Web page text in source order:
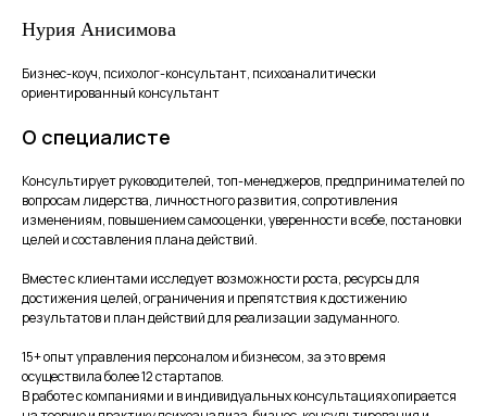
Нурия Анисимова
Бизнес-коуч, психолог-консультант, психоаналитически
ориентированный консультант
О специалисте
Консультирует руководителей, топ-менеджеров, предпринимателей по
вопросам лидерства, личностного развития, сопротивления
изменениям, повышением самооценки, уверенности в себе, постановки
целей и составления плана действий.
Вместе с клиентами исследует возможности роста, ресурсы для
достижения целей, ограничения и препятствия к достижению
результатов и план действий для реализации задуманного.
15+ опыт управления персоналом и бизнесом, за это время
осуществила более 12 стартапов.
В работе с компаниями и в индивидуальных консультациях опирается